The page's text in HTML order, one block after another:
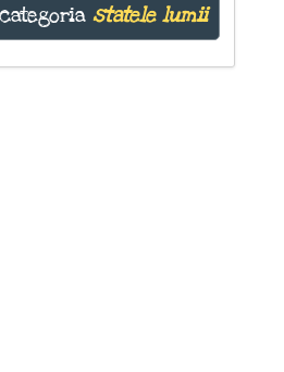
statele lumii